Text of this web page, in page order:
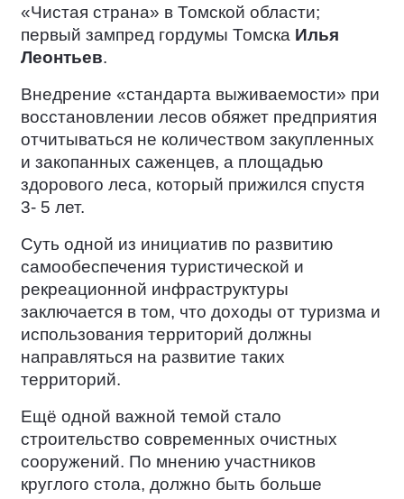
«Чистая страна» в Томской области;
первый зампред гордумы Томска Илья
Леонтьев.
Внедрение «стандарта выживаемости» при
восстановлении лесов обяжет предприятия
отчитываться не количеством закупленных
и закопанных саженцев, а площадью
здорового леса, который прижился спустя
3- 5 лет.
Суть одной из инициатив по развитию
самообеспечения туристической и
рекреационной инфраструктуры
заключается в том, что доходы от туризма и
использования территорий должны
направляться на развитие таких
территорий.
Ещё одной важной темой стало
строительство современных очистных
сооружений. По мнению участников
круглого стола, должно быть больше